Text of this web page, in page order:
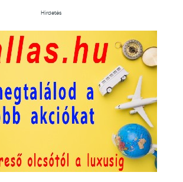
Hirdetés